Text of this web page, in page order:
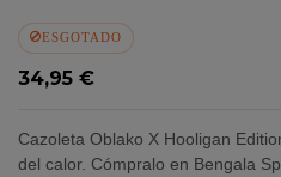
ESGOTADO
34,95 €
Cazoleta Oblako X Hooligan
del calor. Cómpralo en Bengala